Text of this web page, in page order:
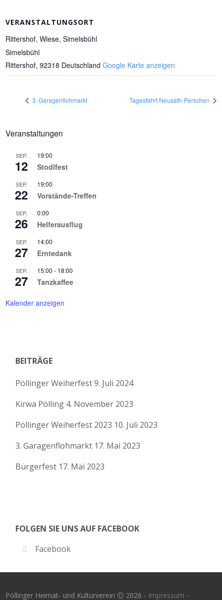
VERANSTALTUNGSORT
Rittershof, Wiese, Simelsbühl
Simelsbühl
Rittershof, 92318 Deutschland Google Karte anzeigen
3. Garagenflohmarkt Tagesfahrt Neusath-Perschen
Veranstaltungen
SEP.
12
19:00
Stodlfest
SEP.
22
19:00
Vorstände-Treffen
SEP.
26
0:00
Helferausflug
SEP.
27
14:00
Erntedank
SEP.
27
15:00 - 18:00
Tanzkaffee
Kalender anzeigen
BEITRÄGE
Pöllinger Weiherfest9. Juli 2024
Kirwa Pölling 4. November 2023
Pöllinger Weiherfest 2023 10. Juli 2023
3. Garagenflohmarkt 17. Mai 2023
Bürgerfest 17. Mai 2023
FOLGEN SIE UNS AUF FACEBOOK
Facebook
Pöllinger Heimat- und Kulturverein Ⓒ 2026 - Impressum -